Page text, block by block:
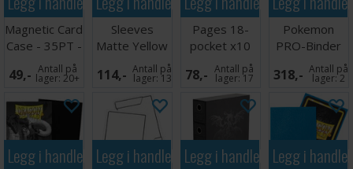
Magnetic Card
Case - 35PT -
1 stk
49,- Antall på
lager:20+
Sleeves
Matte Yellow
x100 66x91
114,- Antall på
lager: 13
Pages 18-
pocket x10
Grå
78,- Antall på
lager: 17
Pokemon
PRO-Binder
9-Pocket
Mega Chariza
318,- Antall på
lager:2
Legg i handlekurvenLegg i handlekurvenLegg i handlekurven
Legg i